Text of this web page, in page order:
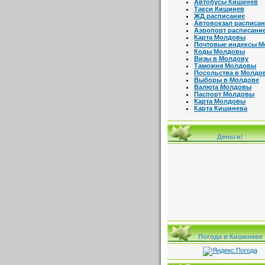
Автобусы Кишинев
Такси Кишинев
ЖД расписание
Автовокзал
Аэропорт
Карта Молдовы
Почтовые индексы
Коды Молдовы
Визы в Молдову
Таможня Молдовы
Посольства в
Выборы в Молдове
Валюта Молдовы
Паспорт Молдовы
Карта Молдовы
Карта Кишинева
Деньги!
Погода в Кишиневе